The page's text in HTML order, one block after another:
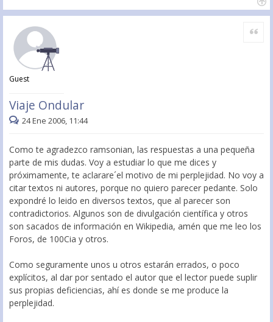
Guest
Viaje Ondular
Citar
24 Ene 2006, 11:44
Como te agradezco ramsonian, las respuestas a una pequeña
parte de mis dudas. Voy a estudiar lo que me dices y
próximamente, te aclarare´el motivo de mi perplejidad. No voy a
citar textos ni autores, porque no quiero parecer pedante. Solo
expondré lo leido en diversos textos, que al parecer son
contradictorios. Algunos son de divulgación científica y otros
son sacados de información en Wikipedia, amén que me leo los
Foros, de 100Cia y otros.
Como seguramente unos u otros estarán errados, o poco
explícitos, al dar por sentado el autor que el lector puede suplir
sus propias deficiencias, ahí es donde se me produce la
perplejidad.